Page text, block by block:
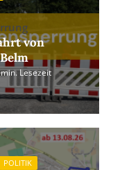
von
Lesezeit
POLITIK